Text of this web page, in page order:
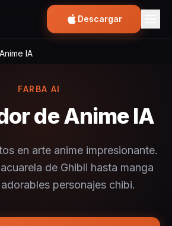
Descargar
IA
FARBA AI
de Anime IA
en arte anime impresionante.
de Ghibli hasta manga
personajes chibi.